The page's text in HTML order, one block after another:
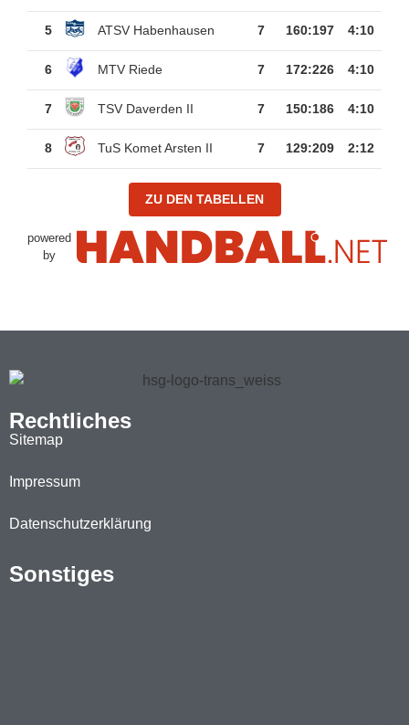
5 ATSV Habenhausen 7 160:197 4:10
6 MTV Riede 7 172:226 4:10
7 TSV Daverden II 7 150:186 4:10
8 TuS Komet Arsten II 7 129:209 2:12
ZU DEN TABELLEN
powered
by
Rechtliches
Sitemap
Impressum
Datenschutzerklärung
Sonstiges